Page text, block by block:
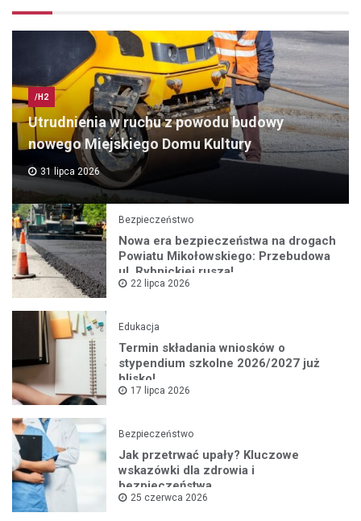
/H2
Utrudnienia w ruchu z powodu budowy
nowego Miejskiego Domu Kultury
31 lipca 2026
Bezpieczeństwo
Nowa era bezpieczeństwa na drogach
Powiatu Mikołowskiego: Przebudowa
ul. Rybnickiej rusza!
22 lipca 2026
Edukacja
Termin składania wniosków o
stypendium szkolne 2026/2027 już
blisko!
17 lipca 2026
Bezpieczeństwo
Jak przetrwać upały? Kluczowe
wskazówki dla zdrowia i
bezpieczeństwa
25 czerwca 2026